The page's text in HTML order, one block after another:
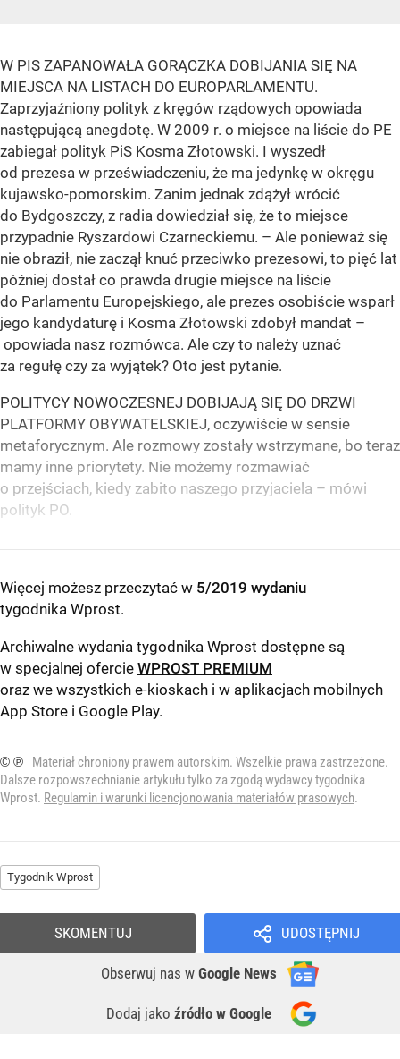
W PIS ZAPANOWAŁA GORĄCZKA DOBIJANIA SIĘ NA
MIEJSCA NA LISTACH DO EUROPARLAMENTU.
Zaprzyjaźniony polityk z kręgów rządowych opowiada
następującą anegdotę. W 2009 r. o miejsce na liście do PE
zabiegał polityk PiS Kosma Złotowski. I wyszedł
od prezesa w przeświadczeniu, że ma jedynkę w okręgu
kujawsko-pomorskim. Zanim jednak zdążył wrócić
do Bydgoszczy, z radia dowiedział się, że to miejsce
przypadnie Ryszardowi Czarneckiemu. – Ale ponieważ się
nie obraził, nie zaczął knuć przeciwko prezesowi, to pięć lat
później dostał co prawda drugie miejsce na liście
do Parlamentu Europejskiego, ale prezes osobiście wsparł
jego kandydaturę i Kosma Złotowski zdobył mandat –
opowiada nasz rozmówca. Ale czy to należy uznać
za regułę czy za wyjątek? Oto jest pytanie.
POLITYCY NOWOCZESNEJ DOBIJAJĄ SIĘ DO DRZWI
PLATFORMY OBYWATELSKIEJ, oczywiście w sensie
metaforycznym. Ale rozmowy zostały wstrzymane, bo teraz
mamy inne priorytety. Nie możemy rozmawiać
o przejściach, kiedy zabito naszego przyjaciela – mówi
polityk PO.
Więcej możesz przeczytać w 5/2019 wydaniu
tygodnika Wprost.
Archiwalne wydania tygodnika Wprost dostępne są
w specjalnej ofercie WPROST PREMIUM
oraz we wszystkich e-kioskach i w aplikacjach mobilnych
App Store i Google Play.
© ℗
Materiał chroniony prawem autorskim. Wszelkie prawa zastrzeżone.
Dalsze rozpowszechnianie artykułu tylko za zgodą wydawcy tygodnika
Wprost. Regulamin i warunki licencjonowania materiałów prasowych.
Tygodnik Wprost
UDOSTĘPNIJ
Obserwuj nas w Google News
Dodaj jako źródło w Google
SKOMENTUJ